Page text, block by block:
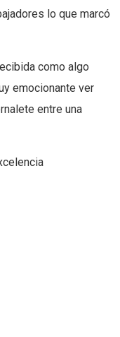
lo que marcó
como algo
emocionante ver
entre una